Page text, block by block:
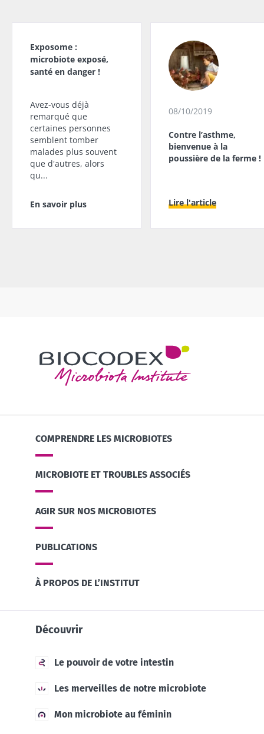
Exposome :
microbiote exposé,
santé en danger !
Avez-vous déjà
remarqué que
certaines personnes
semblent tomber
malades plus souvent
que d'autres, alors
qu...
En savoir plus
08/10/2019
Contre l’asthme,
bienvenue à la
poussière de la ferme !
Lire l'article
COMPRENDRE LES MICROBIOTES
MICROBIOTE ET TROUBLES ASSOCIÉS
AGIR SUR NOS MICROBIOTES
PUBLICATIONS
À PROPOS DE L’INSTITUT
Découvrir
Le pouvoir de votre intestin
Les merveilles de notre microbiote
Mon microbiote au féminin